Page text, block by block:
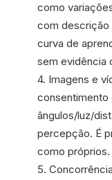
como
com descrição
curva de
sem evidência
4. Imagens e
ângulos/luz/
percepção. É
como próprios.
5.